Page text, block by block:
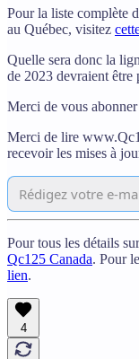
Pour la liste complète
au Québec, visitez
Quelle sera donc la
de 2023 devraient être
Merci de vous
Merci de lire
recevoir les mises à
Pour tous les détails
Qc125 Canada. Pour
lien.
4